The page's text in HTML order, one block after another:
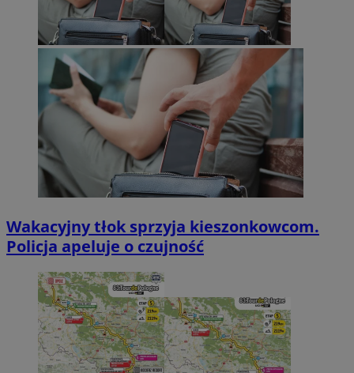
Wakacyjny tłok sprzyja kieszonkowcom.
Policja apeluje o czujność